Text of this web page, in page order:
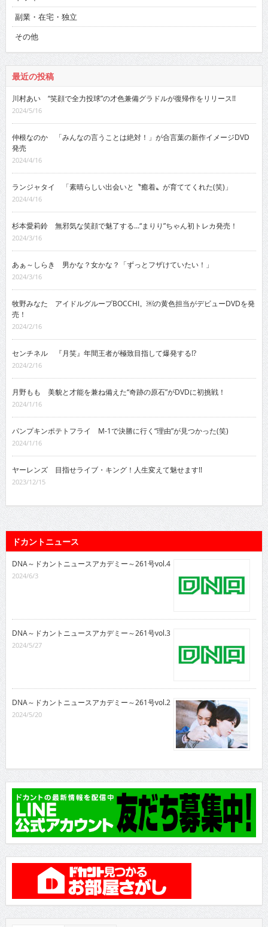
副業・在宅・独立
その他
最近の投稿
川村あい “笑顔で全力投球”の才色兼備グラドルが復帰作をリリース!!
2024/5/16
仲根なのか 「みんなの言うことは絶対！」が合言葉の新作イメージDVD
発売
2024/4/16
ランジャタイ 「素晴らしい出会いと〝癒着〟が育ててくれた(笑)」
2024/4/16
杉本愛莉鈴 無邪気な笑顔で魅了する…“まりり”ちゃん初トレカ発売！
2024/3/16
あぁ～しらき 男かな？女かな？「ずっとフザけていたい！」
2024/3/16
牧野みなた アイドルグループBOCCHI。￼の黄色担当がデビューDVDを発
売！
2024/2/16
センチネル 『月笑』年間王者が極致目指して爆発する!?
2024/2/16
月野もも 美貌と才能を兼ね備えた“奇跡の原石”がDVDに初挑戦！
2024/1/16
パンプキンポテトフライ M-1で決勝に行く“理由”が見つかった(笑)
2024/1/16
ヤーレンズ 目指せライブ・キング！人生変えて魅せます!!
2023/12/15
ドカントニュース
DNA～ドカントニュースアカデミー～261号vol.4
2024/6/3
DNA～ドカントニュースアカデミー～261号vol.3
2024/5/27
DNA～ドカントニュースアカデミー～261号vol.2
2024/5/20